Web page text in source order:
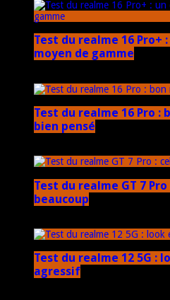
Test du realme 16 Pro+
moyen de gamme
Test du realme 16 Pro :
bien pensé
Test du realme GT 7
beaucoup
Test du realme 12 5G :
agressif